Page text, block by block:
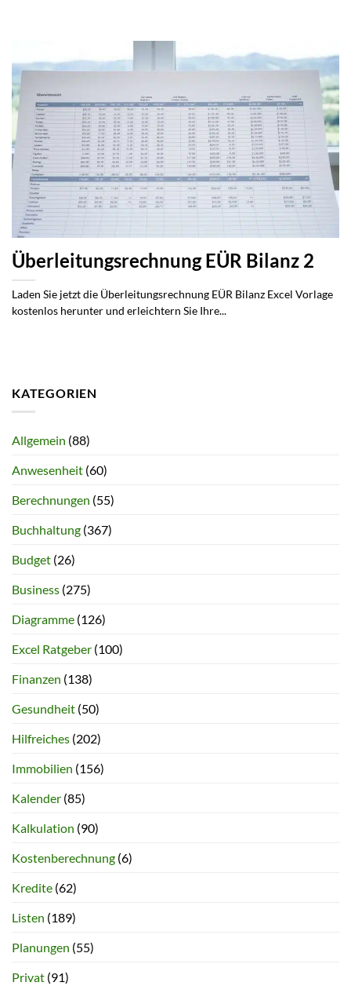
Überleitungsrechnung EÜR Bilanz 2
Laden Sie jetzt die Überleitungsrechnung EÜR Bilanz Excel Vorlage
kostenlos herunter und erleichtern Sie Ihre...
KATEGORIEN
Allgemein (88)
Anwesenheit (60)
Berechnungen (55)
Buchhaltung (367)
Budget (26)
Business (275)
Diagramme (126)
Excel Ratgeber (100)
Finanzen (138)
Gesundheit (50)
Hilfreiches (202)
Immobilien (156)
Kalender (85)
Kalkulation (90)
Kostenberechnung (6)
Kredite (62)
Listen (189)
Planungen (55)
Privat (91)